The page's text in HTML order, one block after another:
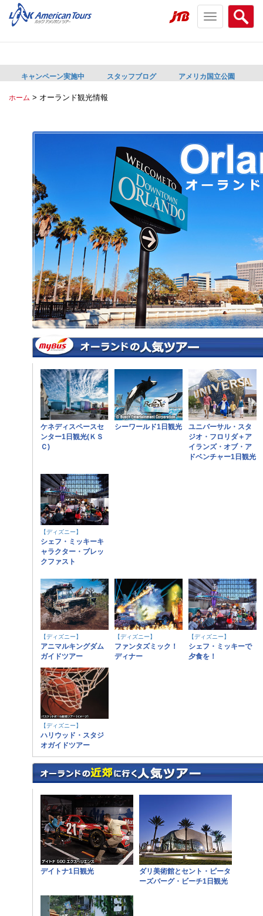
Search
menu
Toggle
navigation
キャンペーン実施中 スタッフブログ アメリカ国立公園
ホーム > オーランド観光情報
ケネディスペースセ
ンター1日観光(ＫＳ
Ｃ)
シーワールド1日観光
ユニバーサル・スタ
ジオ・フロリダ＋ア
イランズ・オブ・ア
ドベンチャー1日観光
【ディズニー】
シェフ・ミッキーキ
ャラクター・ブレッ
クファスト
【ディズニー】
アニマルキングダム
ガイドツアー
【ディズニー】
ファンタズミック！
ディナー
【ディズニー】
シェフ・ミッキーで
夕食を！
【ディズニー】
ハリウッド・スタジ
オガイドツアー
デイトナ1日観光
ダリ美術館とセント・ピータ
ーズバーグ・ビーチ1日観光